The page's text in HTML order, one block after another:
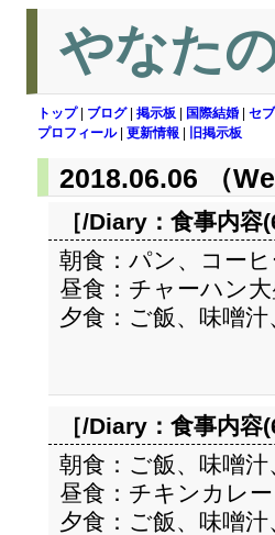
やなた
トップ| ブログ| 掲示板 国際結婚 セブ
プロフィール| 更新情報 旧掲示板
2018.06.06 （
［/Diary： 食事内容
朝食：パン、コーヒ
昼食：チャーハン大
夕食：ご飯、味噌
［/Diary： 食事内容
朝食：ご飯、味噌汁
昼食：チキンカレー
夕食：ご飯、味噌